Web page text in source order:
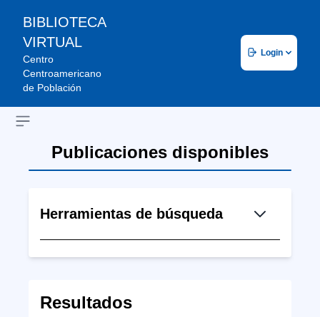
BIBLIOTECA
VIRTUAL
Centro
Centroamericano
de Población
Login
Open sidebar
Publicaciones disponibles
Herramientas de búsqueda
Resultados